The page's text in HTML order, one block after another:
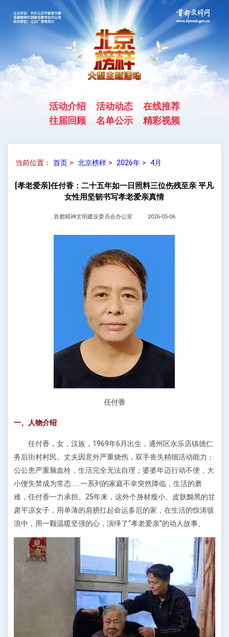
活动介绍 活动动态
在线推荐
往届回顾
名单公示 精彩视频
当前位置： 首页> 北京榜样> 2026年> 4月
[孝老爱亲]任付香：二十五年如一日照料三位伤残至亲 平凡
女性用坚韧书写孝老爱亲真情
首都精神文明建设委员会办公室 2026-05-06
任付香
一、人物介绍
任付香，女，汉族，1969年6月出生，通州区永乐店镇德仁
务后街村村民。丈夫因意外严重烧伤，双手丧失精细活动能力；
公公患严重脑血栓，生活完全无法自理；婆婆年迈行动不便，大
小便失禁成为常态……一系列的家庭不幸突然降临，生活的磨
难，任付香一力承担。25年来，这外个身材瘦小、皮肤黝黑的甘
肃平凉女子，用单薄的肩膀扛起命运多厄的家，在生活的惊涛骇
浪中，用一颗温暖坚强的心，演绎了“孝老爱亲”的动人故事。